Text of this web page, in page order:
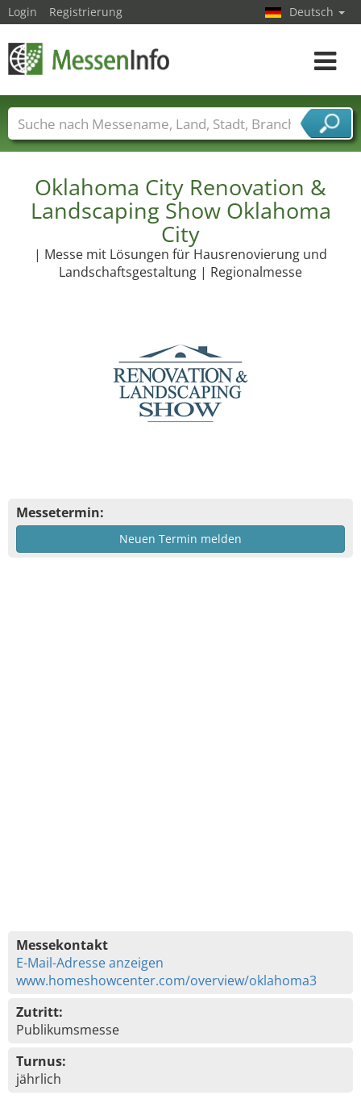
Oklahoma City Renovation &
Landscaping Show Oklahoma
City
| Messe mit Lösungen für Hausrenovierung und
Landschaftsgestaltung | Regionalmesse
Messetermin:
Neuen Termin melden
Messekontakt
E-Mail-Adresse anzeigen
www.homeshowcenter.com/overview/oklahoma3
Zutritt:
Publikumsmesse
Turnus:
jährlich
Login Registrierung Deutsch
Toggle
Messenamen Länder Städte
Branchen